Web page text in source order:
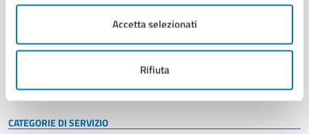
Accetta selezionati
Rifiuta
Enti e fondazioni
Personale amministrativo
Intranet, posta aziendale e protocollo
CATEGORIE DI SERVIZIO